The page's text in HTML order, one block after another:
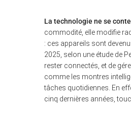
La technologie ne se
commodité, elle modifie
: ces appareils sont
2025, selon une étude de
rester connectés, et de
comme les montres
tâches quotidiennes. En
cinq dernières années,